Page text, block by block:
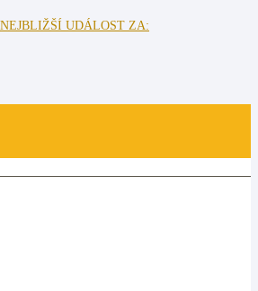
NEJBLIŽŠÍ UDÁLOST ZA: